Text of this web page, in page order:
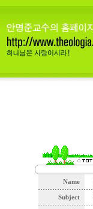
Name
Subject